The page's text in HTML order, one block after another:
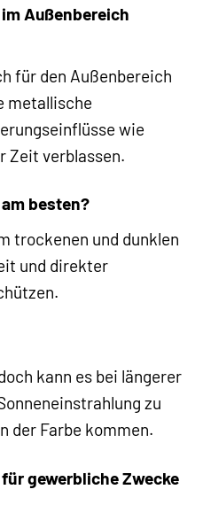
Außenbereich
für den Außenbereich
metallische
wie
Zeit verblassen.
besten?
trockenen und dunklen
und direkter
kann es bei längerer
zu
der Farbe kommen.
gewerbliche Zwecke